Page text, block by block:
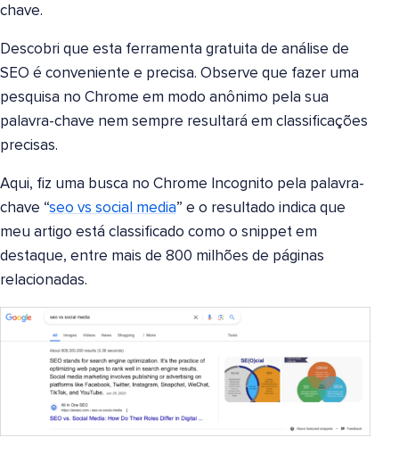
chave.
Descobri que esta ferramenta gratuita de análise de
SEO é conveniente e precisa. Observe que fazer uma
pesquisa no Chrome em modo anônimo pela sua
palavra-chave nem sempre resultará em classificações
precisas.
Aqui, fiz uma busca no Chrome Incognito pela palavra-
chave “seo vs social media” e o resultado indica que
meu artigo está classificado como o snippet em
destaque, entre mais de 800 milhões de páginas
relacionadas.